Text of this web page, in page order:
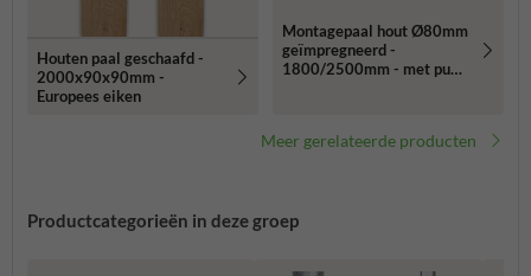
Houten paal geschaafd -
2000x90x90mm -
Europees eiken
Montagepaal hout Ø80mm
geïmpregneerd -
1800/2500mm - met punt
Meer gerelateerde producten
Productcategorieën in deze groep